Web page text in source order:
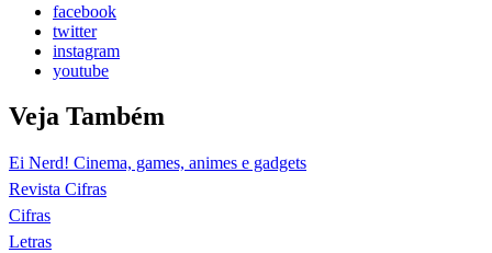
facebook
twitter
instagram
youtube
Veja Também
Ei Nerd! Cinema, games, animes e gadgets
Revista Cifras
Cifras
Letras